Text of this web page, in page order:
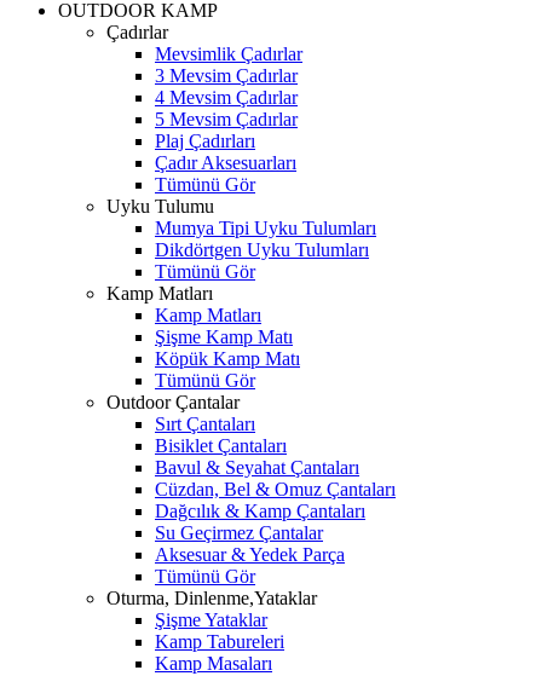
OUTDOOR KAMP
Çadırlar
Mevsimlik Çadırlar
3 Mevsim Çadırlar
4 Mevsim Çadırlar
5 Mevsim Çadırlar
Plaj Çadırları
Çadır Aksesuarları
Tümünü Gör
Uyku Tulumu
Mumya Tipi Uyku Tulumları
Dikdörtgen Uyku Tulumları
Tümünü Gör
Kamp Matları
Kamp Matları
Şişme Kamp Matı
Köpük Kamp Matı
Tümünü Gör
Outdoor Çantalar
Sırt Çantaları
Bisiklet Çantaları
Bavul & Seyahat Çantaları
Cüzdan, Bel & Omuz Çantaları
Dağcılık & Kamp Çantaları
Su Geçirmez Çantalar
Aksesuar & Yedek Parça
Tümünü Gör
Oturma, Dinlenme,Yataklar
Şişme Yataklar
Kamp Tabureleri
Kamp Masaları